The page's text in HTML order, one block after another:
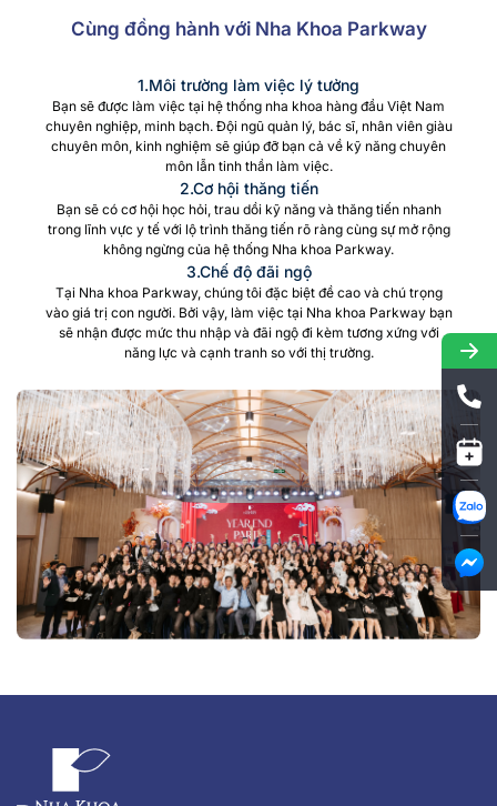
Cùng đồng hành với Nha Khoa Parkway
1.Môi trường làm việc lý tưởng
Bạn sẽ được làm việc tại hệ thống nha khoa hàng đầu Việt Nam
chuyên nghiệp, minh bạch. Đội ngũ quản lý, bác sĩ, nhân viên giàu
chuyên môn, kinh nghiệm sẽ giúp đỡ bạn cả về kỹ năng chuyên
môn lẫn tinh thần làm việc.
2.Cơ hội thăng tiến
Bạn sẽ có cơ hội học hỏi, trau dồi kỹ năng và thăng tiến nhanh
trong lĩnh vực y tế với lộ trình thăng tiến rõ ràng cùng sự mở rộng
không ngừng của hệ thống Nha khoa Parkway.
3.Chế độ đãi ngộ
Tại Nha khoa Parkway, chúng tôi đặc biệt đề cao và chú trọng
vào giá trị con người. Bởi vậy, làm việc tại Nha khoa Parkway bạn
sẽ nhận được mức thu nhập và đãi ngộ đi kèm tương xứng với
năng lực và cạnh tranh so với thị trường.